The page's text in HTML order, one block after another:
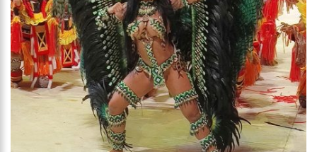
21:55 Karliane Oliveira Candidata à Rainha do